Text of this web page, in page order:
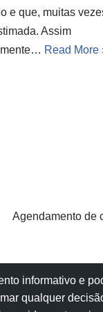
e que, muitas
Assim
Read More
Agendamento de
informativo e
qualquer